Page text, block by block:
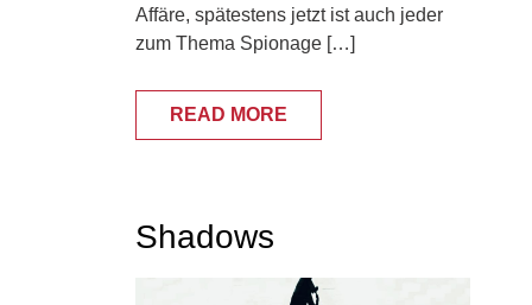
Affäre, spätestens jetzt ist auch jeder
zum Thema Spionage […]
READ MORE
Shadows